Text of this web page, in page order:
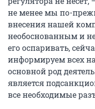
не менее мы по-
внесения нашей
необоснованным и
его оспаривать,
информируем всех
основной род
является
все необходимые